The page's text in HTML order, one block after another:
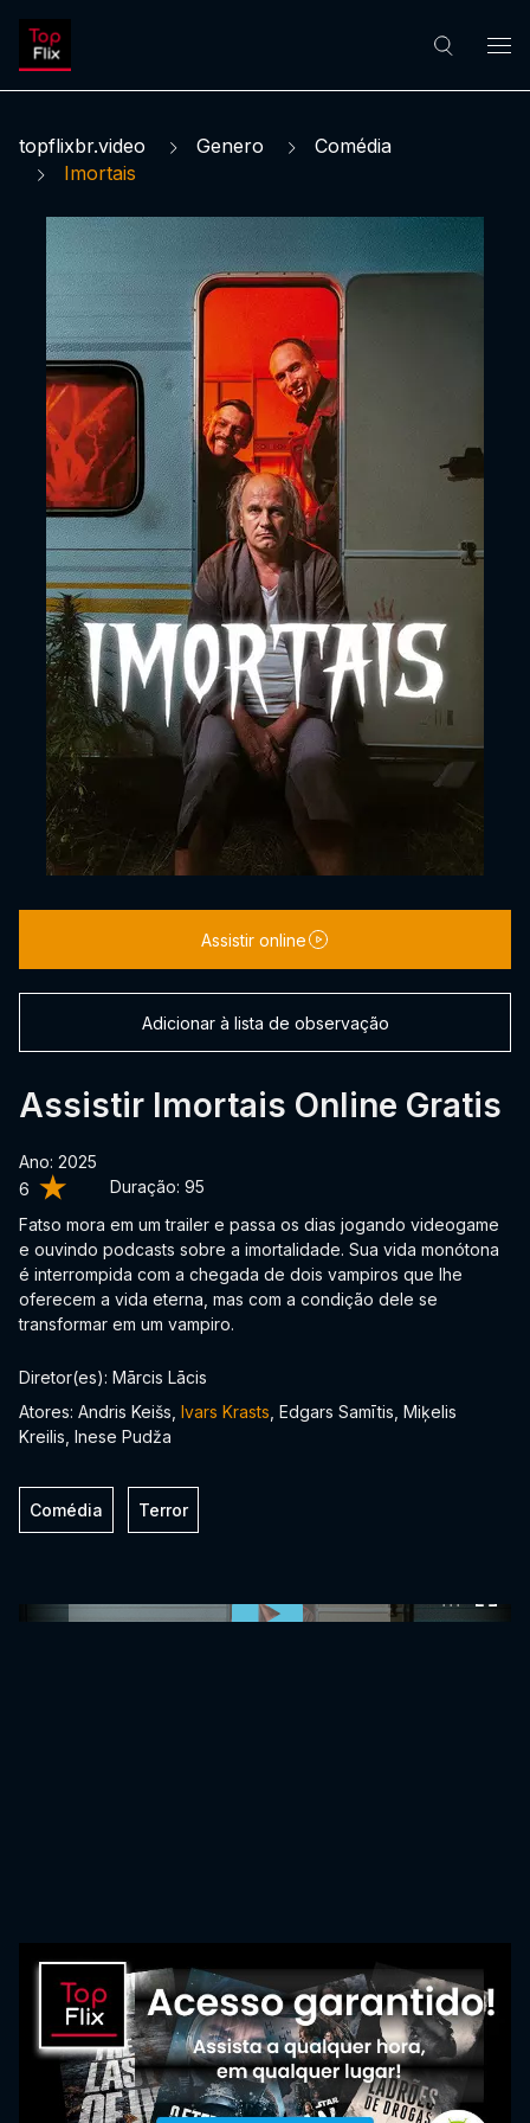
topflixbr.video Genero
Comédia
Imortais
6 Duração: 95
Assistir Imortais Online Gratis
Ano: 2025
Fatso mora em um trailer e passa os dias jogando videogame
e ouvindo podcasts sobre a imortalidade. Sua vida monótona
é interrompida com a chegada de dois vampiros que lhe
oferecem a vida eterna, mas com a condição dele se
transformar em um vampiro.
Assistir online
Adicionar à lista de observação
Diretor(es): Mārcis Lācis
Atores: Andris Keišs, Ivars Krasts , Edgars Samītis, Miķelis
Kreilis, Inese Pudža
Comédia Terror